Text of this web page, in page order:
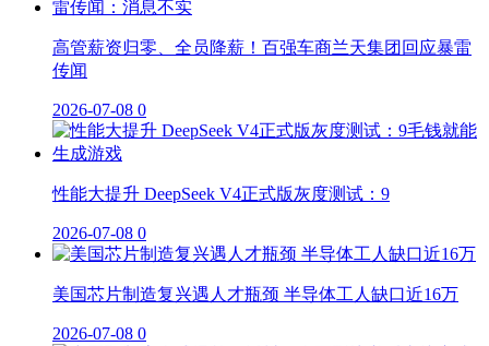
高管薪资归零、全员降薪！百强车商兰天集团回应暴雷
传闻
2026-07-08 0
性能大提升 DeepSeek V4正式版灰度测试：9
2026-07-08 0
美国芯片制造复兴遇人才瓶颈 半导体工人缺口近16万
2026-07-08 0